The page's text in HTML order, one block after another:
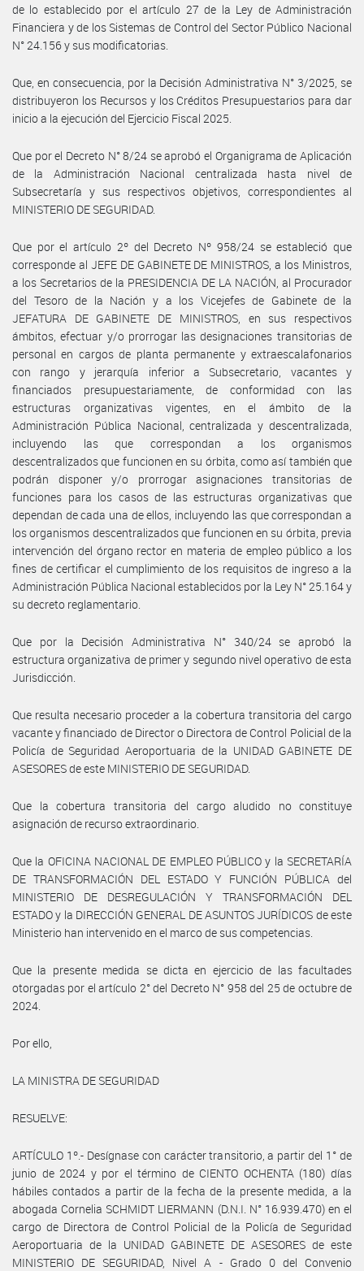
de lo establecido por el artículo 27 de la Ley de Administración
Financiera y de los Sistemas de Control del Sector Público Nacional
N° 24.156 y sus modificatorias.
Que, en consecuencia, por la Decisión Administrativa N° 3/2025, se
distribuyeron los Recursos y los Créditos Presupuestarios para dar
inicio a la ejecución del Ejercicio Fiscal 2025.
Que por el Decreto N° 8/24 se aprobó el Organigrama de Aplicación
de la Administración Nacional centralizada hasta nivel de
Subsecretaría y sus respectivos objetivos, correspondientes al
MINISTERIO DE SEGURIDAD.
Que por el artículo 2º del Decreto Nº 958/24 se estableció que
corresponde al JEFE DE GABINETE DE MINISTROS, a los Ministros,
a los Secretarios de la PRESIDENCIA DE LA NACIÓN, al Procurador
del Tesoro de la Nación y a los Vicejefes de Gabinete de la
JEFATURA DE GABINETE DE MINISTROS, en sus respectivos
ámbitos, efectuar y/o prorrogar las designaciones transitorias de
personal en cargos de planta permanente y extraescalafonarios
con rango y jerarquía inferior a Subsecretario, vacantes y
financiados presupuestariamente, de conformidad con las
estructuras organizativas vigentes, en el ámbito de la
Administración Pública Nacional, centralizada y descentralizada,
incluyendo las que correspondan a los organismos
descentralizados que funcionen en su órbita, como así también que
podrán disponer y/o prorrogar asignaciones transitorias de
funciones para los casos de las estructuras organizativas que
dependan de cada una de ellos, incluyendo las que correspondan a
los organismos descentralizados que funcionen en su órbita, previa
intervención del órgano rector en materia de empleo público a los
fines de certificar el cumplimiento de los requisitos de ingreso a la
Administración Pública Nacional establecidos por la Ley N° 25.164 y
su decreto reglamentario.
Que por la Decisión Administrativa N° 340/24 se aprobó la
estructura organizativa de primer y segundo nivel operativo de esta
Jurisdicción.
Que resulta necesario proceder a la cobertura transitoria del cargo
vacante y financiado de Director o Directora de Control Policial de la
Policía de Seguridad Aeroportuaria de la UNIDAD GABINETE DE
ASESORES de este MINISTERIO DE SEGURIDAD.
Que la cobertura transitoria del cargo aludido no constituye
asignación de recurso extraordinario.
Que la OFICINA NACIONAL DE EMPLEO PÚBLICO y la SECRETARÍA
DE TRANSFORMACIÓN DEL ESTADO Y FUNCIÓN PÚBLICA del
MINISTERIO DE DESREGULACIÓN Y TRANSFORMACIÓN DEL
ESTADO y la DIRECCIÓN GENERAL DE ASUNTOS JURÍDICOS de este
Ministerio han intervenido en el marco de sus competencias.
Que la presente medida se dicta en ejercicio de las facultades
otorgadas por el artículo 2° del Decreto N° 958 del 25 de octubre de
2024.
Por ello,
LA MINISTRA DE SEGURIDAD
RESUELVE:
ARTÍCULO 1º.- Desígnase con carácter transitorio, a partir del 1° de
junio de 2024 y por el término de CIENTO OCHENTA (180) días
hábiles contados a partir de la fecha de la presente medida, a la
abogada Cornelia SCHMIDT LIERMANN (D.N.I. N° 16.939.470) en el
cargo de Directora de Control Policial de la Policía de Seguridad
Aeroportuaria de la UNIDAD GABINETE DE ASESORES de este
MINISTERIO DE SEGURIDAD, Nivel A - Grado 0 del Convenio